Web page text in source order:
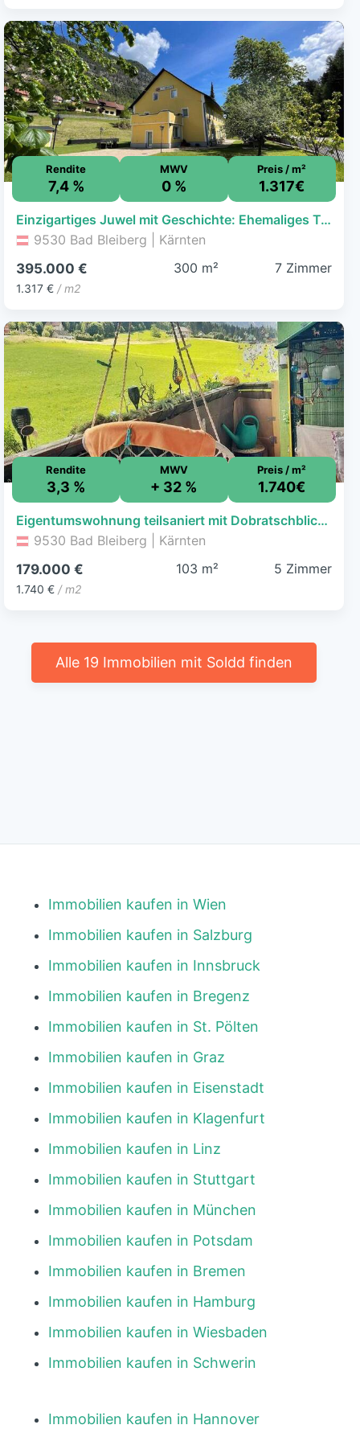
Rendite
7,4 %
MWV
0 %
Preis / m²
1.317€
Einzigartiges Juwel mit Geschichte: Ehemaliges Traditionsgasthaus in traumhafter Naturlage!
9530 Bad Bleiberg | Kärnten
395.000 €
1.317 € / m2
300 m² 7 Zimmer
Rendite
3,3 %
MWV
+ 32 %
Preis / m²
1.740€
Eigentumswohnung teilsaniert mit Dobratschblick in zentraler Lage NEBENWOHNSITZ
9530 Bad Bleiberg | Kärnten
179.000 €
1.740 € / m2
103 m² 5 Zimmer
Alle 19 Immobilien mit Soldd finden
Immobilien kaufen in Wien
Immobilien kaufen in Salzburg
Immobilien kaufen in Innsbruck
Immobilien kaufen in Bregenz
Immobilien kaufen in St. Pölten
Immobilien kaufen in Graz
Immobilien kaufen in Eisenstadt
Immobilien kaufen in Klagenfurt
Immobilien kaufen in Linz
Immobilien kaufen in Stuttgart
Immobilien kaufen in München
Immobilien kaufen in Potsdam
Immobilien kaufen in Bremen
Immobilien kaufen in Hamburg
Immobilien kaufen in Wiesbaden
Immobilien kaufen in Schwerin
Immobilien kaufen in Hannover